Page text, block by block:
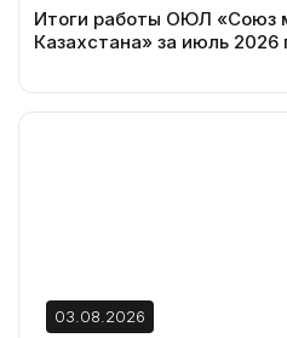
Итоги работы ОЮЛ «Союз
Казахстана» за июль 2026
03.08.2026